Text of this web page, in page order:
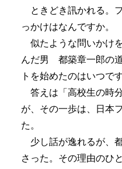
ときどき訊かれる。
っかけはなんですか。
似たような問いかけ
んだ男 都築章一郎の
トを始めたのはいつです
答えは「高校生の時
が、その一歩は、日本
た。
少し話が逸れるが、
さった。その理由のひ